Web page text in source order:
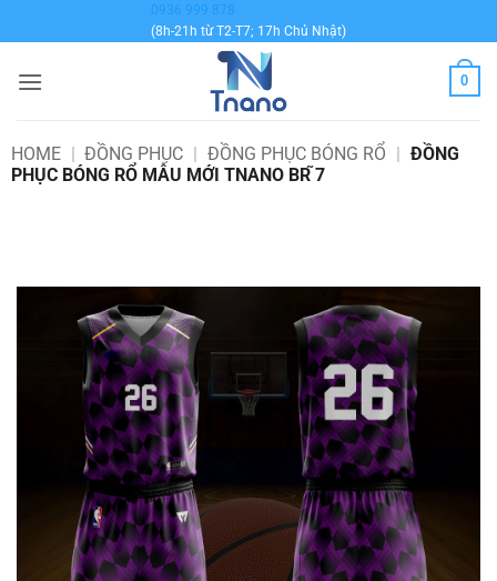
qua
dung
0936 999 878
(8h-21h từ T2-T7; 17h Chủ Nhật)
0
HOME | ĐỒNG PHỤC | ĐỒNG PHỤC BÓNG RỔ | ĐỒNG
PHỤC BÓNG RỔ MẪU MỚI TNANO BR ̃7